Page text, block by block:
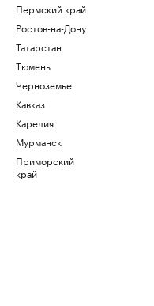
Пермский край
Ростов-на-Дону
Татарстан
Тюмень
Черноземье
Кавказ
Карелия
Мурманск
Приморский
край